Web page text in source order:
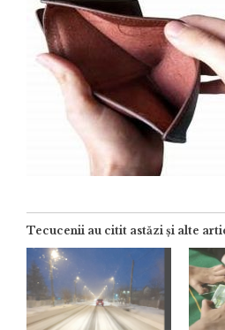
Tecucenii au citit astăzi și alte